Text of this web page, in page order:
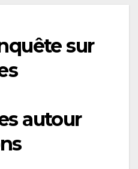
sur
autour